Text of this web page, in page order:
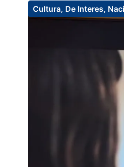
Cultura, De Interes,